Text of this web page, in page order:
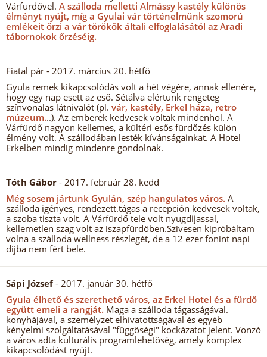
Várfürdővel. A szálloda melletti Almássy kastély különös
élményt nyújt, míg a Gyulai vár történelmünk szomorú
emlékeit őrzi a vár törökök általi elfoglalásától az Aradi
tábornokok őrzéséig.
Fiatal pár - 2017. március 20. hétfő
Gyula remek kikapcsolódás volt a hét végére, annak ellenére,
hogy egy nap esett az eső. Sétálva elértünk rengeteg
színvonalas látnivalót (pl. vár, kastély, Erkel háza, retro
múzeum...). Az emberek kedvesek voltak mindenhol. A
Várfürdő nagyon kellemes, a kültéri esős fürdőzés külön
élmény volt. A szállodában lesték kívánságainkat. A Hotel
Erkelben mindig mindenre gondolnak.
Tóth Gábor - 2017. február 28. kedd
Még sosem jártunk Gyulán, szép hangulatos város. A
szálloda igényes, rendezett.tágas a recepción kedvesek voltak,
a szoba tiszta volt. A Várfürdő tele volt nyugdijassal,
kellemetlen szag volt az iszapfürdőben.Szivesen kipróbáltam
volna a szálloda wellness részlegét, de a 12 ezer fonint napi
dijba nem fért bele.
Sápi József- 2017. január 30. hétfő
Gyula élhető és szerethető város, az Erkel Hotel és a fürdő
együtt emeli a rangját. Maga a szálloda tágasságával.
konyhájával, a személyzet elhívatottságával és egyéb
kényelmi szolgáltatásával "függőségi" kockázatot jelent. Vonzó
a város adta kulturális programlehetőség, amely komplex
kikapcsolódást nyújt.